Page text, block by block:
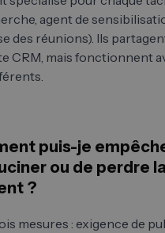
agent de
des réunions). Ils
CRM, mais fonctionnent
puis-je
ou de perdre
?
mesures : exigence de